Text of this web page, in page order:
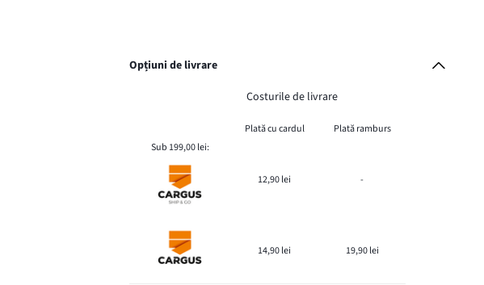
Opțiuni de livrare
Costurile de livrare
Plată cu cardul
Plată ramburs
Sub 199,00 lei:
12,90 lei -
14,90 lei 19,90 lei